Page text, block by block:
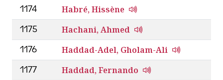
1174 Habré, Hissène
1175 Hachani, Ahmed
1176 Haddad-Adel, Gholam-Ali
1177 Haddad, Fernando